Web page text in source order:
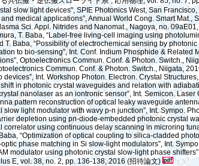
slow light devices", SPIE Photonics West, San
medical applications”, Annual World Cong. Smart Mat.,
Sci. Appl. Nitrides andNanomat., Nagoya, no.
T. Baba, “Label-free living-cell imaging using
T. Baba, “Possibility of electrochemical sensing by
to bio-sensing”, Int. Conf. Indium Phosphide & Related
Optoelectronics Commun. Conf. & Photon. Switch.,
Commun. Conf. & Photon. Switch., Niigata,
Int. Workshop Photon. Electron. Crystal
in photonic crystal waveguides and relation with
nanolaser as an iontronic sensor”, Int.Semicon. Laser
pattern reconstruction of optical leaky waveguide
slow light modulator with wavy p-n junction”, Int. Sympo.
depletion usingpn-diode-embedded photonic crystal
correlator using continuous delay scanning in microring
“Optimization of optical coupling to silica-cladded
optic phase matching in Si slow-light modulators”, Int.
modulator using photonic crystal slow-light phase
E, vol. 38, no. 2, pp. 136-138, 2016 (招待論文)